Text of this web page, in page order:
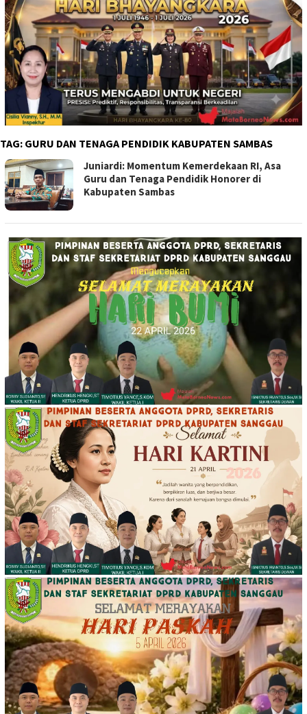
TAG: GURU DAN TENAGA PENDIDIK KABUPATEN SAMBAS
Juniardi: Momentum Kemerdekaan RI, Asa
Guru dan Tenaga Pendidik Honorer di
Kabupaten Sambas